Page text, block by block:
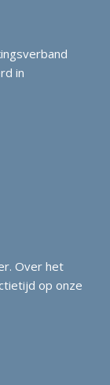
in
Over het
op onze